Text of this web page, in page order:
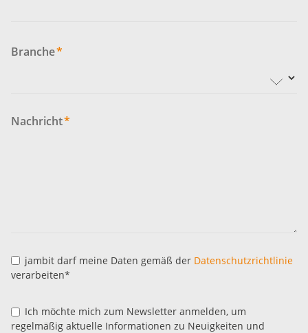
Branche*
Nachricht*
jambit darf meine Daten gemäß der Datenschutzrichtlinie
verarbeiten*
Ich möchte mich zum Newsletter anmelden, um
regelmäßig aktuelle Informationen zu Neuigkeiten und